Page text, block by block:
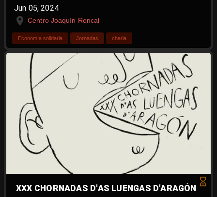
Jun 05, 2024
Centro Joaquín Roncal
Economía solidaria Jornadas charla
XXX CHORNADAS D'AS LUENGAS D'ARAGÓN